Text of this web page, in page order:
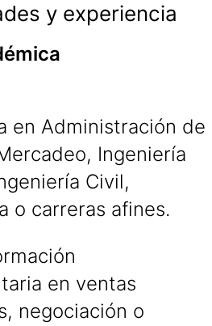
y experiencia
en Administración de
Ingeniería
Civil,
o carreras afines.
en ventas
negociación o